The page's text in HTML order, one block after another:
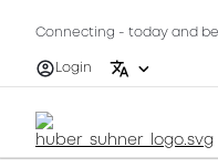
Connecting - today and
Login